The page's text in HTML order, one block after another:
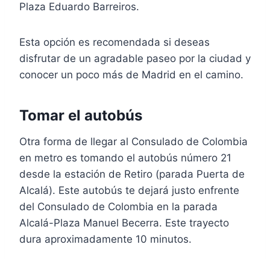
Plaza Eduardo Barreiros.
Esta opción es recomendada si deseas
disfrutar de un agradable paseo por la ciudad y
conocer un poco más de Madrid en el camino.
Tomar el autobús
Otra forma de llegar al Consulado de Colombia
en metro es tomando el autobús número 21
desde la estación de Retiro (parada Puerta de
Alcalá). Este autobús te dejará justo enfrente
del Consulado de Colombia en la parada
Alcalá-Plaza Manuel Becerra. Este trayecto
dura aproximadamente 10 minutos.